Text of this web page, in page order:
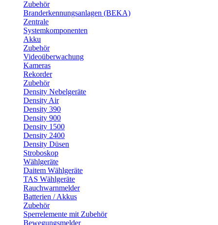
Zubehör
Branderkennungsanlagen (BEKA)
Zentrale
Systemkomponenten
Akku
Zubehör
Videoüberwachung
Kameras
Rekorder
Zubehör
Density Nebelgeräte
Density Air
Density 390
Density 900
Density 1500
Density 2400
Density Düsen
Stroboskop
Wählgeräte
Daitem Wählgeräte
TAS Wählgeräte
Rauchwarnmelder
Batterien / Akkus
Zubehör
Sperrelemente mit Zubehör
Bewegungsmelder